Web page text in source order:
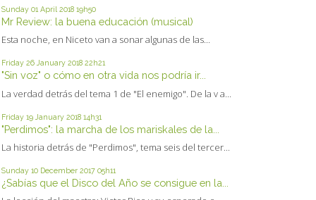
Sunday 01 April 2018 19h50
Mr Review: la buena educación (musical)
Esta noche, en Niceto van a sonar algunas de las...
Friday 26 January 2018 22h21
"Sin voz" o cómo en otra vida nos podría ir...
La verdad detrás del tema 1 de "El enemigo". De la v a...
Friday 19 January 2018 14h31
"Perdimos": la marcha de los mariskales de la...
La historia detrás de "Perdimos", tema seis del tercer...
Sunday 10 December 2017 05h11
¿Sabías que el Disco del Año se consigue en la...